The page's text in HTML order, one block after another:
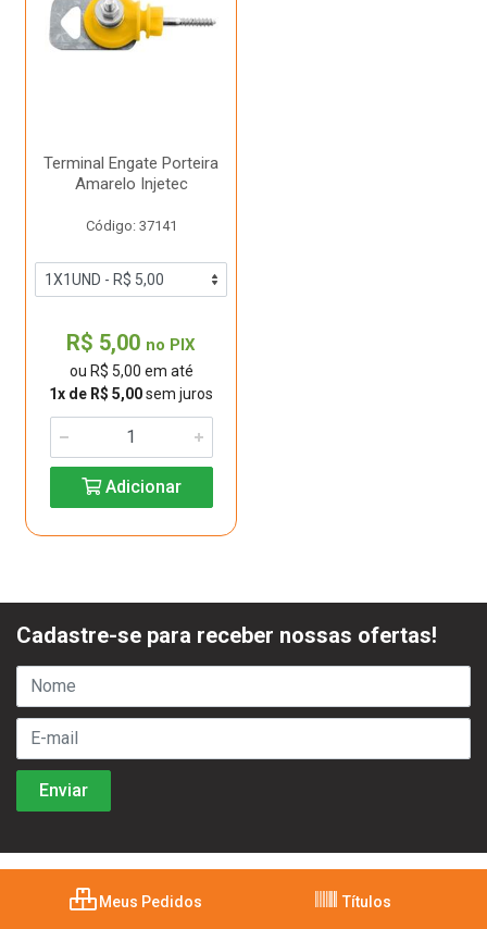
Terminal Engate Porteira
Amarelo Injetec
Código: 37141
R$ 5,00 no PIX
ou R$ 5,00 em até
1x de R$ 5,00sem juros
Adicionar
Cadastre-se para receber nossas ofertas!
Meus Pedidos Títulos